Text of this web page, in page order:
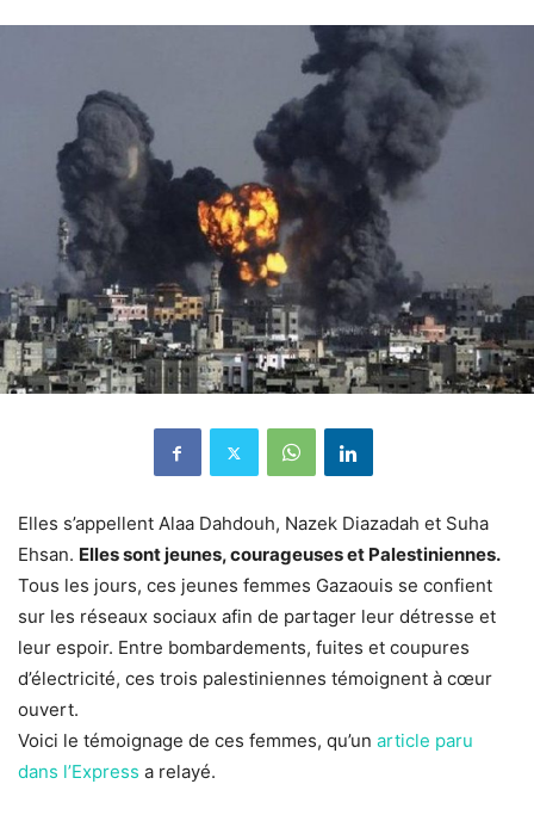
Elles s’appellent Alaa Dahdouh, Nazek Diazadah et Suha
Ehsan. Elles sont jeunes, courageuses et Palestiniennes.
Tous les jours, ces jeunes femmes Gazaouis se confient
sur les réseaux sociaux afin de partager leur détresse et
leur espoir. Entre bombardements, fuites et coupures
d’électricité, ces trois palestiniennes témoignent à cœur
ouvert.
Voici le témoignage de ces femmes, qu’un article paru
dans l’Express a relayé.